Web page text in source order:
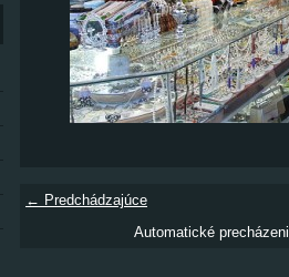
← Predchádzajúce
Automatické